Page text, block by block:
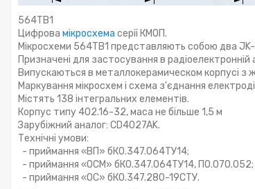
564ТВ1
Цифрова мікросхема серії КМОП.
Мікросхеми 564ТВ1 представляють собою два
Призначені для застосування в
Випускаються в металлокерамическом корпусі
Маркування мікросхем і схема з'єднання
Містять 138 інтегральних елементів.
Корпус типу 402.16-32, маса не більше 1,5 м
Зарубіжний аналог: CD4027AK.
Технічні умови:
- приймання «ВП» бК0.347.064ТУ14;
- приймання «ОСМ» бК0.347.064ТУ14, П0.070.052;
- приймання «ОС» бК0.347.280-19СТУ.